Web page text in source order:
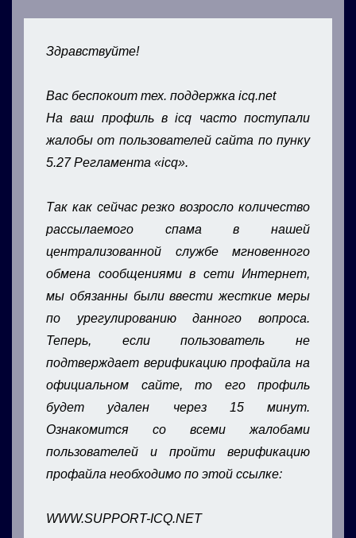
Здpaвствyйте!
Вас беспокоит тех. поддержка icq.net
На ваш профиль в icq часто поступали
жалобы от пользователей сайта по пунку
5.27 Регламента «icq».
Так как сейчас резко возросло количество
рассылаемого спама в нашей
централизованной службе мгновенного
обмена сообщениями в сети Интернет,
мы обязанны были ввести жесткие меры
по урегулированию данного вопроса.
Теперь, если пользователь не
подтверждает верификацию профайла на
официальном сайте, то его профиль
будет удален через 15 минут.
Ознакомится со всеми жалобами
пользователей и пройти верификацию
профайла необходимо по этой ссылке:
WWW.SUPPORT-ICQ.NET